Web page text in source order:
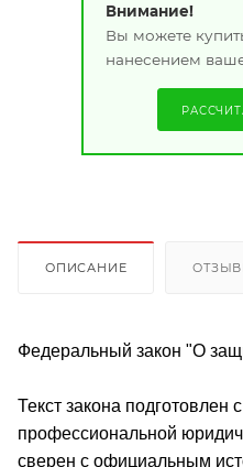
Внимание!
Вы можете
нанесением
ОПИСАНИЕ
Федеральный закон "О
Текст закона подготовлен
профессиональной
сверен с официальным